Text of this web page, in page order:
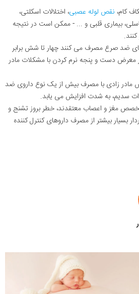
کام، نقص لوله عصبی، اختلالات اسکلتی،
بیماری قلبی و ... - ممکن است در نتیجه
ضد صرع مصرف می کنند چهار تا شش برابر
معرض دست و پنجه نرم کردن با مشکلات مادر
مادر زادی با مصرف بیش از یک نوع داروی ضد
سدیم، به شدت افزایش می یابد.
مغز و اعصاب معتقدند، خطر بروز تشنج و
بسیار بیشتر از مصرف داروهای کنترل کننده